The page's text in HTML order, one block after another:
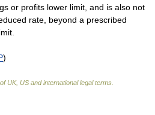
or profits lower limit, and is also not
rate, beyond a prescribed
)
UK, US and international legal terms